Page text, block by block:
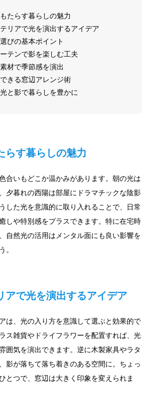
たらす暮らしの魅力
テリアで光を演出するアイデア
びの基本ポイント
テンで影を楽しむ工夫
材で季節感を演出
できる窓辺アレンジ術
と影で暮らしを豊かに
らす暮らしの魅力
合いもどこか温かみがあります。朝の光は
夕暮れの西陽は部屋にドラマチックな陰影
した光を意識的に取り入れることで、日常
しや特別感をプラスできます。特に在宅時
自然光の活用はメンタル面にも良い影響を
。
アで光を演出するアイデア
は、光の入り方を意識して選ぶと効果的で
ス雑貨やドライフラワーを配置すれば、光
囲気を演出できます。逆に木製家具やラタ
影が落ちて落ち着きのある空間に。ちょっ
とつで、窓辺は大きく印象を変えられま